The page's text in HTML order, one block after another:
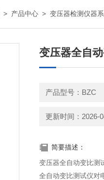
> 产品中心 > 变压器检测仪器系
变压器全自
产品型号：BZC
更新时间：2026-
简要描述：
变压器全自动变比测
全自动变比测试仪对